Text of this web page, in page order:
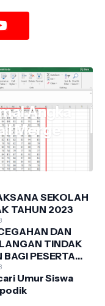
Angka
Merge
SEKOLAH
TAHUN 2023
DAN
TINDAK
BAGI PESERTA
GANDARIA
2023
Umur Siswa